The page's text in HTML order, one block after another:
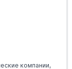
компании,